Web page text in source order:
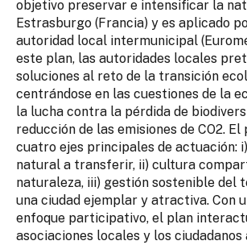
objetivo preservar e intensificar la
Estrasburgo (Francia) y es aplicado
autoridad local intermunicipal
este plan, las autoridades locales
soluciones al reto de la transición
centrándose en las cuestiones de la
la lucha contra la pérdida de
reducción de las emisiones de CO2.
cuatro ejes principales de actuación:
natural a transferir, ii) cultura
naturaleza, iii) gestión sostenible del
una ciudad ejemplar y atractiva. Con
enfoque participativo, el plan
asociaciones locales y los ciudadanos